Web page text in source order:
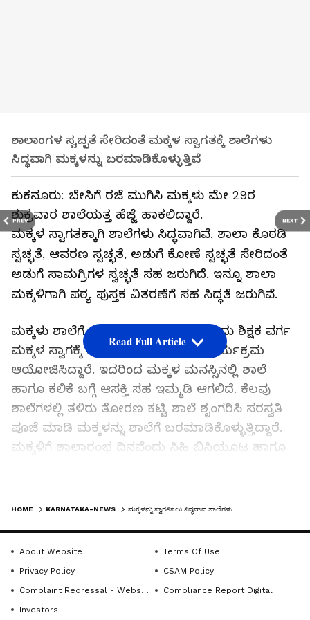
PREV NEXT
ಶಾಲಾಂಗಳ ಸ್ವಚ್ಛತೆ ಸೇರಿದಂತೆ ಮಕ್ಕಳ ಸ್ವಾಗತಕ್ಕೆ ಶಾಲೆಗಳು
ಸಿದ್ಧವಾಗಿ ಮಕ್ಕಳನ್ನು ಬರಮಾಡಿಕೊಳ್ಳುತ್ತಿವೆ
ಕುಕನೂರು: ಬೇಸಿಗೆ ರಜೆ ಮುಗಿಸಿ ಮಕ್ಕಳು ಮೇ 29ರ
ಶುಕ್ರವಾರ ಶಾಲೆಯತ್ತ ಹೆಜ್ಜೆ ಹಾಕಲಿದ್ದಾರೆ.
ಮಕ್ಕಳ ಸ್ವಾಗತಕ್ಕಾಗಿ ಶಾಲೆಗಳು ಸಿದ್ಧವಾಗಿವೆ. ಶಾಲಾ ಕೊಠಡಿ
ಸ್ವಚ್ಛತೆ, ಆವರಣ ಸ್ವಚ್ಛತೆ, ಅಡುಗೆ ಕೋಣೆ ಸ್ವಚ್ಛತೆ ಸೇರಿದಂತೆ
ಅಡುಗೆ ಸಾಮಗ್ರಿಗಳ ಸ್ವಚ್ಛತೆ ಸಹ ಜರುಗಿದೆ. ಇನ್ನೂ ಶಾಲಾ
ಮಕ್ಕಳಿಗಾಗಿ ಪಠ್ಯ ಪುಸ್ತಕ ವಿತರಣೆಗೆ ಸಹ ಸಿದ್ಧತೆ ಜರುಗಿವೆ.
ಮಕ್ಕಳು ಶಾಲೆಗೆ ಸಂತದದಿಂದ ಬರಬೇಕು ಎಂದು ಶಿಕ್ಷಕ ವರ್ಗ
ಮಕ್ಕಳ ಸ್ವಾಗಕ್ಕೆ ಮೊದಲ ದಿನವೇ ನಾನಾ ಕಾರ್ಯಕ್ರಮ
ಆಯೋಜಿಸಿದ್ದಾರೆ. ಇದರಿಂದ ಮಕ್ಕಳ ಮನಸ್ಸಿನಲ್ಲಿ ಶಾಲೆ
ಹಾಗೂ ಕಲಿಕೆ ಬಗ್ಗೆ ಆಸಕ್ತಿ ಸಹ ಇಮ್ಮಡಿ ಆಗಲಿದೆ. ಕೆಲವು
ಶಾಲೆಗಳಲ್ಲಿ ತಳಿರು ತೋರಣ ಕಟ್ಟಿ ಶಾಲೆ ಶೃಂಗರಿಸಿ ಸರಸ್ವತಿ
ಪೂಜೆ ಮಾಡಿ ಮಕ್ಕಳನ್ನು ಶಾಲೆಗೆ ಬರಮಾಡಿಕೊಳ್ಳುತ್ತಿದ್ದಾರೆ.
ಮಕ್ಕಳಿಗೆ ಶಾಲಾರಂಭ ದಿನವೆಂದು ಸಿಹಿ ಬಿಸಿಯೂಟ ಹಾಗೂ
Read Full Article
HOME KARNATAKA-NEWS ಮಕ್ಕಳನ್ನು ಸ್ವಾಗತಿಸಲು ಸಿದ್ಧವಾದ ಶಾಲೆಗಳು
About Website
Terms Of Use
Privacy Policy
CSAM Policy
Complaint Redressal - Website
Compliance Report Digital
Investors